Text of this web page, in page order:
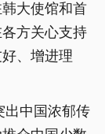
大使馆和首
各方关心支持
、增进理
出中国浓郁传